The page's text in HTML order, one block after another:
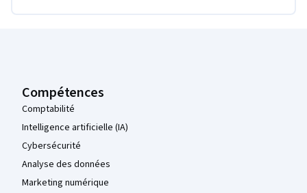
Compétences
Comptabilité
Intelligence artificielle (IA)
Cybersécurité
Analyse des données
Marketing numérique